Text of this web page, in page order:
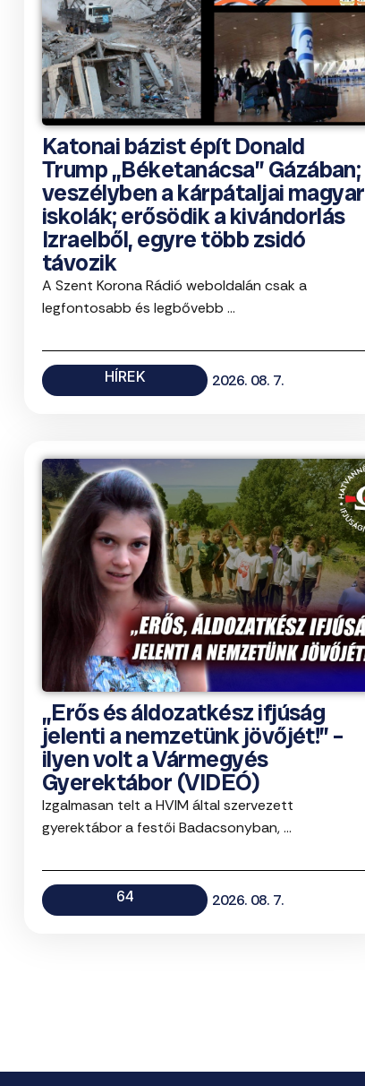
Katonai bázist épít Donald
Trump „Béketanácsa” Gázában;
veszélyben a kárpátaljai magyar
iskolák; erősödik a kivándorlás
Izraelből, egyre több zsidó
távozik
A Szent Korona Rádió weboldalán csak a
legfontosabb és legbővebb ...
HÍREK 2026. 08. 7.
„Erős és áldozatkész ifjúság
jelenti a nemzetünk jövőjét!” –
ilyen volt a Vármegyés
Gyerektábor (VIDEÓ)
Izgalmasan telt a HVIM által szervezett
gyerektábor a festői Badacsonyban, ...
64 2026. 08. 7.